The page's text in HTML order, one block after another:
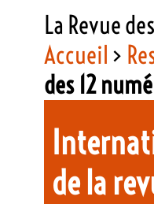
La Revue
Accueil >
des 12
de la